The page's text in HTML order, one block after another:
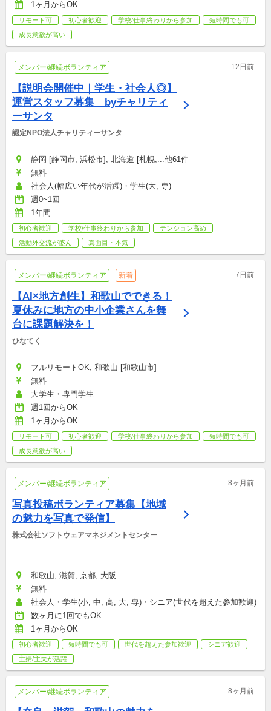
1ヶ月からOK
リモート可 初心者歓迎 学校/仕事終わりから参加
短時間でも可
成長意欲が高い
メンバー/継続ボランティア 12日前
【説明会開催中｜学生・社会人◎】
運営スタッフ募集　byチャリティ
ーサンタ
認定NPO法人チャリティーサンタ
静岡 [静岡市, 浜松市], 北海道 [札幌,...他61件
無料
社会人(幅広い年代が活躍)・学生(大, 専)
週0~1回
1年間
初心者歓迎 学校/仕事終わりから参加
テンション高め
活動外交流が盛ん
真面目・本気
メンバー/継続ボランティア 新着 7日前
【AI×地方創生】和歌山でできる！
夏休みに地方の中小企業さんを舞
台に課題解決を！
ひなてく
フルリモートOK, 和歌山 [和歌山市]
無料
大学生・専門学生
週1回からOK
1ヶ月からOK
リモート可 初心者歓迎 学校/仕事終わりから参加
短時間でも可
成長意欲が高い
メンバー/継続ボランティア 8ヶ月前
写真投稿ボランティア募集【地域
の魅力を写真で発信】
株式会社ソフトウェアマネジメントセンター
和歌山, 滋賀, 京都, 大阪
無料
社会人・学生(小, 中, 高, 大, 専)・シニア(世代を超えた参加歓迎)
数ヶ月に1回でもOK
1ヶ月からOK
初心者歓迎 短時間でも可 世代を超えた参加歓迎
シニア歓迎
主婦/主夫が活躍
メンバー/継続ボランティア 8ヶ月前